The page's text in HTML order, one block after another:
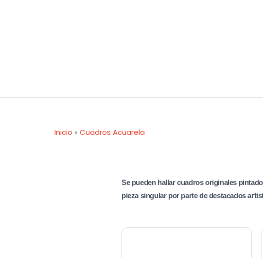
Inicio » Cuadros Acuarela
Se pueden hallar cuadros originales
pieza singular por parte de destacados